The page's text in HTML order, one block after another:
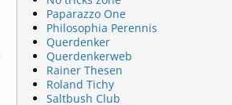
Paparazzo One
Philosophia Perennis
Querdenker
Querdenkerweb
Rainer Thesen
Roland Tichy
Saltbush Club